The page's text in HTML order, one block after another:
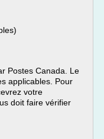
Postes Canada. Le
applicables. Pour
votre
doit faire vérifier